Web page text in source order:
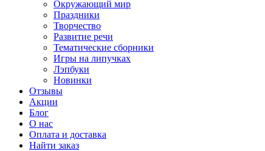
Окружающий мир
Праздники
Творчество
Развитие речи
Тематические сборники
Игры на липучках
Лэпбуки
Новинки
Отзывы
Акции
Блог
О нас
Оплата и доставка
Найти заказ